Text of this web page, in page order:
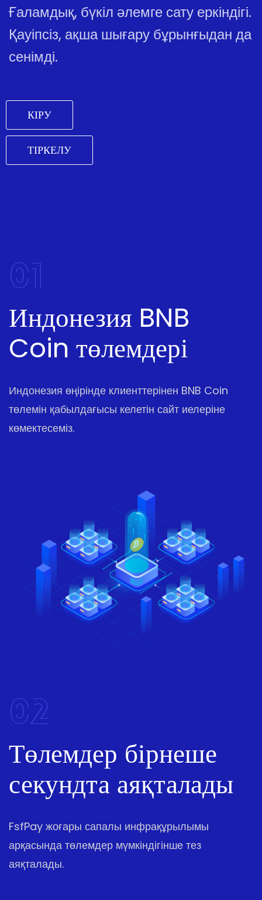
Ғаламдық, бүкіл әлемге сату еркіндігі.
Қауіпсіз, ақша шығару бұрынғыдан да
сенімді.
КІРУ
ТІРКЕЛУ
01
Индонезия BNB
Coin төлемдері
Индонезия өңірінде клиенттерінен BNB Coin
төлемін қабылдағысы келетін сайт иелеріне
көмектесеміз.
02
Төлемдер бірнеше
секундта аяқталады
FsfPay жоғары сапалы инфрақұрылымы
арқасында төлемдер мүмкіндігінше тез
аяқталады.